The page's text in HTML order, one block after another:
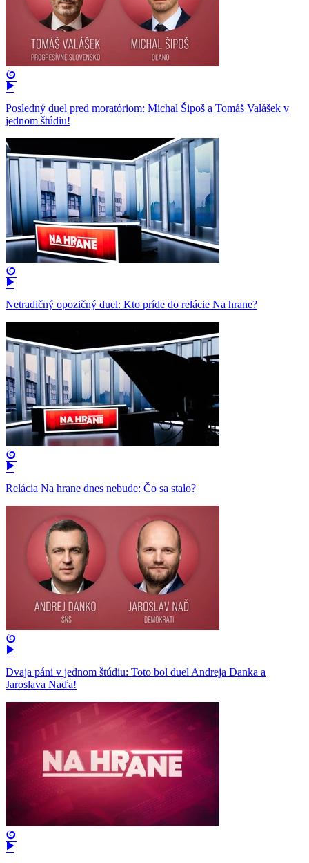
Posledný duel pred moratóriom: Michal Šipoš a Tomáš Valášek v
jednom štúdiu!
Netradičný opozičný duel: Kto príde do relácie Na hrane?
Relácia Na hrane dnes nebude: Čo sa stalo?
Dvaja páni v jednom štúdiu: Toto bol duel Andreja Danka a
Jaroslava Naďa!